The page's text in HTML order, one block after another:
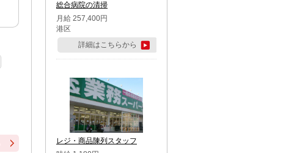
総合病院の清掃
月給 257,400円
港区
詳細はこちらから
レジ・商品陳列スタッフ